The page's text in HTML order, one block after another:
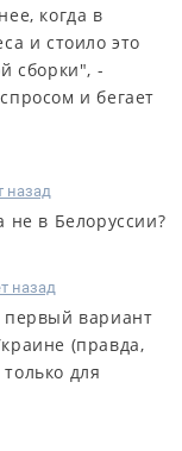
когда в
и стоило это
сборки", -
и бегает
назад
не в Белоруссии?
назад
первый вариант
(правда,
для